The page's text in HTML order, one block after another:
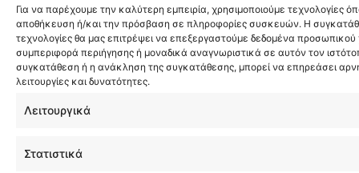
Για να παρέχουμε την καλύτερη εμπειρία, χρησιμοποιούμε τεχνολογίες
αποθήκευση ή/και την πρόσβαση σε πληροφορίες συσκευών. Η
τεχνολογίες θα μας επιτρέψει να επεξεργαστούμε δεδομένα
συμπεριφορά περιήγησης ή μοναδικά αναγνωριστικά σε αυτόν τον
συγκατάθεση ή η ανάκληση της συγκατάθεσης, μπορεί να επηρεάσει
λειτουργίες και δυνατότητες.
Λειτουργικά
Στατιστικά